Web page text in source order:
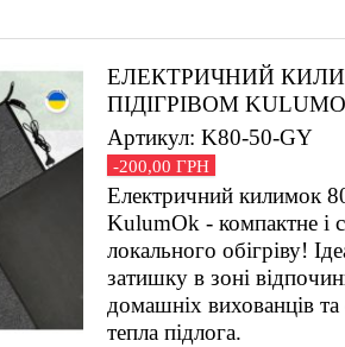
ЕЛЕКТРИЧНИЙ
ПІДІГРІВОМ
Артикул: K80-50-GY
-200,00 ГРН
Електричний килимок
KulumOk - компактне і
локального обігріву!
затишку в зоні
домашніх вихованців та
тепла підлога.